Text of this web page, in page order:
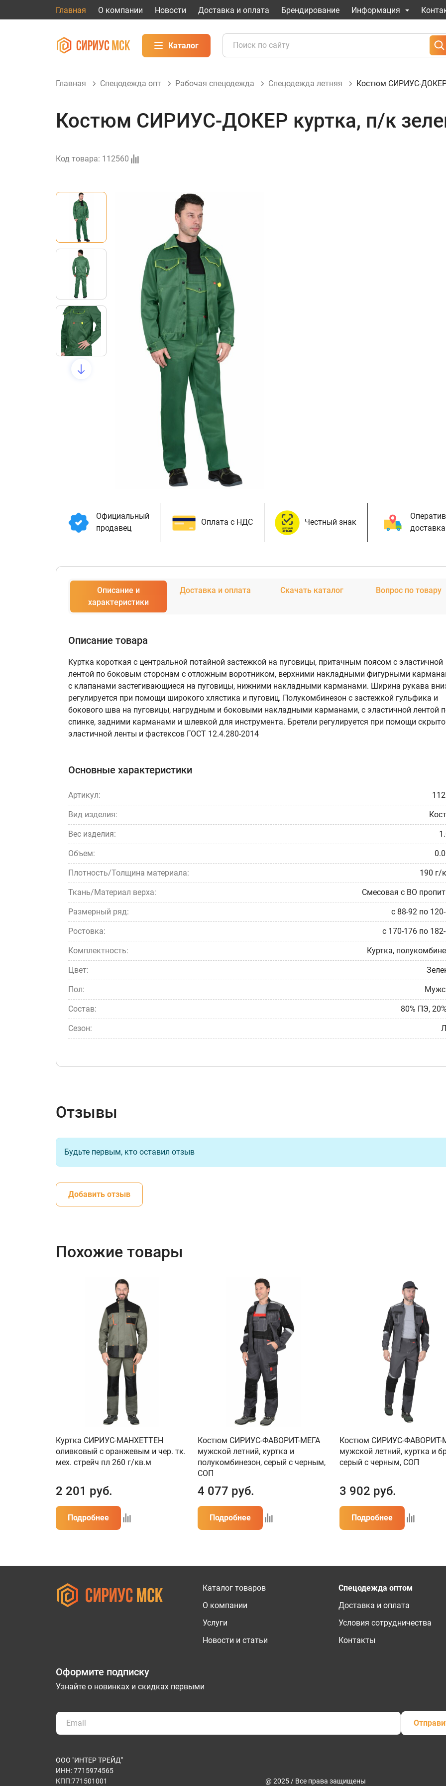
Главная О компании Новости Доставка и оплата Брендирование Информация
Каталог
Главная Спецодежда опт Рабочая спецодежда Спецодежда летняя Костюм СИРИУС-ДОКЕР
Костюм СИРИУС-ДОКЕР куртка, п/к
Код товара: 112560
Официальный
продавец
Оплата с НДС Честный знак
доставка
Описание и
характеристики
Доставка и оплата Скачать каталог Вопрос по товару
Описание товара
Куртка короткая с центральной потайной застежкой на пуговицы, притачным поясом с эластичной
лентой по боковым сторонам с отложным воротником, верхними накладными фигурными
с клапанами застегивающиеся на пуговицы, нижними накладными карманами. Ширина рукава
регулируется при помощи широкого хлястика и пуговиц. Полукомбинезон с застежкой гульфика и
бокового шва на пуговицы, нагрудным и боковыми накладными карманами, с эластичной лентой
спинке, задними карманами и шлевкой для инструмента. Бретели регулируется при помощи
эластичной ленты и фастексов ГОСТ 12.4.280-2014
Основные характеристики
Артикул:
Вид изделия:
Вес изделия:
Объем:
Плотность/Толщина материала: 190 г/
Ткань/Материал верха: Смесовая с ВО
Размерный ряд: с 88-92 по
Ростовка: с 170-176 по
Комплектность: Куртка,
Цвет:
Пол:
Состав: 80% ПЭ,
Сезон:
Отзывы
Будьте первым, кто оставил отзыв
Добавить отзыв
Похожие товары
Куртка СИРИУС-МАНХЕТТЕН
оливковый с оранжевым и чер. тк.
мех. стрейч пл 260 г/кв.м
2 201 руб.
Подробнее
Костюм СИРИУС-ФАВОРИТ-МЕГА
мужской летний, куртка и
полукомбинезон, серый с черным,
СОП
4 077 руб.
Подробнее
Костюм СИРИУС-ФАВОРИТ-
мужской летний, куртка и
серый с черным, СОП
3 902 руб.
Подробнее
Каталог товаров
О компании
Услуги
Новости и статьи
Спецодежда оптом
Доставка и оплата
Условия сотрудничества
Контакты
Оформите подписку
Узнайте о новинках и скидках первыми
ООО "ИНТЕР ТРЕЙД"
ИНН: 7715974565
КПП:771501001
@ 2025 / Все права защищены